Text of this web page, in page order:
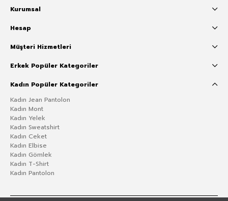
Kurumsal
Hesap
Müşteri Hizmetleri
Erkek Popüler Kategoriler
Kadın Popüler Kategoriler
Kadın Jean Pantolon
Kadın Mont
Kadın Yelek
Kadın Sweatshirt
Kadın Ceket
Kadın Elbise
Kadın Gömlek
Kadın T-Shirt
Kadın Pantolon